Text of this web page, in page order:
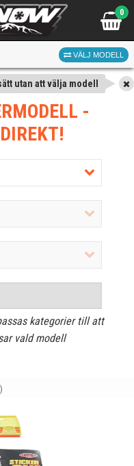
0
VÄLJ MODELL
utan att välja modell
-
kategorier till att
vald modell